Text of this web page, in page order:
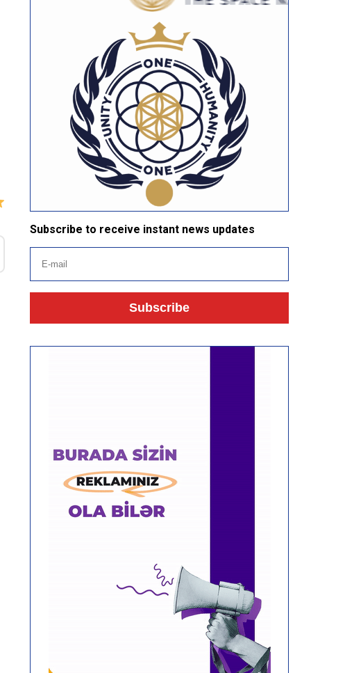
Subscribe to receive instant news updates
Subscribe